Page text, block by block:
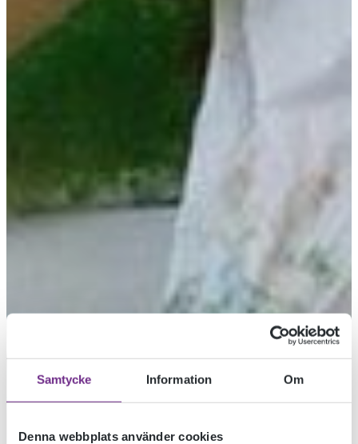
Samtycke Information Om
Denna webbplats använder cookies